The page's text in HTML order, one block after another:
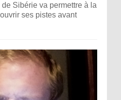
Sibérie va permettre à la
ses pistes avant